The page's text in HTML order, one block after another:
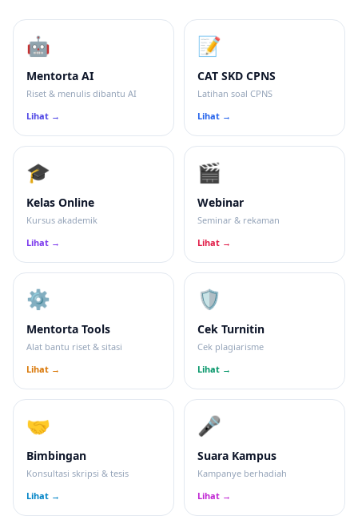
🤖
Mentorta AI
Riset & menulis dibantu AI
Lihat →
📝
CAT SKD CPNS
Latihan soal CPNS
Lihat →
🎓
Kelas Online
Kursus akademik
Lihat →
🎬
Webinar
Seminar & rekaman
Lihat →
⚙️
Mentorta Tools
Alat bantu riset & sitasi
Lihat →
🛡
Cek Turnitin
Cek plagiarisme
Lihat →
🤝
Bimbingan
Konsultasi skripsi & tesis
Lihat →
🎤
Suara Kampus
Kampanye berhadiah
Lihat →